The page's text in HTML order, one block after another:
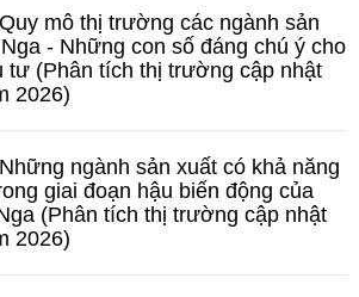
mô thị trường các ngành sản
- Những con số đáng chú ý cho
tư (Phân tích thị trường cập nhật
2026)
ngành sản xuất có khả năng
giai đoạn hậu biến động của
(Phân tích thị trường cập nhật
2026)